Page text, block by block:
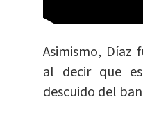
Asimismo, Díaz
al decir que
descuido del